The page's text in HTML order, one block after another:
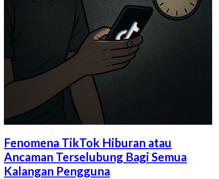
Fenomena TikTok Hiburan atau
Ancaman Terselubung Bagi Semua
Kalangan Pengguna